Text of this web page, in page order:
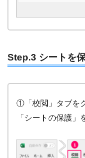
Step.3 シートを
①「校閲」タブを
「シートの保護」